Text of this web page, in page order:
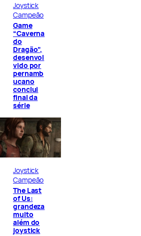
Joystick
Campeão
Game
“Caverna
do
Dragão”,
desenvol
vido por
pernamb
ucano
conclui
final da
série
Joystick
Campeão
The Last
of Us:
grandeza
muito
além do
joystick